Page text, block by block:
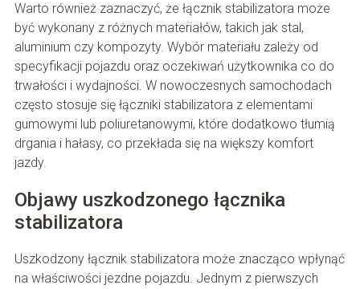
Warto również zaznaczyć, że łącznik stabilizatora może
być wykonany z różnych materiałów, takich jak stal,
aluminium czy kompozyty. Wybór materiału zależy od
specyfikacji pojazdu oraz oczekiwań użytkownika co do
trwałości i wydajności. W nowoczesnych samochodach
często stosuje się łączniki stabilizatora z elementami
gumowymi lub poliuretanowymi, które dodatkowo tłumią
drgania i hałasy, co przekłada się na większy komfort
jazdy.
Objawy uszkodzonego łącznika
stabilizatora
Uszkodzony łącznik stabilizatora może znacząco wpłynąć
na właściwości jezdne pojazdu. Jednym z pierwszych